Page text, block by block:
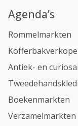
Agenda’s
Rommelmarkten
Antiek- en
Boekenmarkten
Verzamelmarkten